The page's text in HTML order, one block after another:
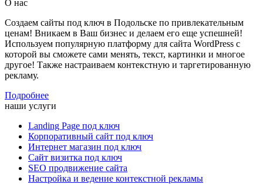
О нас
Создаем сайты под ключ в Подольске по привлекательным
ценам! Вникаем в Ваш бизнес и делаем его еще успешней!
Используем популярную платформу для сайта WordPress с
которой вы сможете сами менять, текст, картинки и многое
другое! Также настраиваем контекстную и таргетированную
рекламу.
Подробнее
наши услуги
Landing Page под ключ
Корпоративный сайт под ключ
Интернет магазин под ключ
Сайт визитка под ключ
SEO продвижение сайта
Настройка и ведение контекстной рекламы